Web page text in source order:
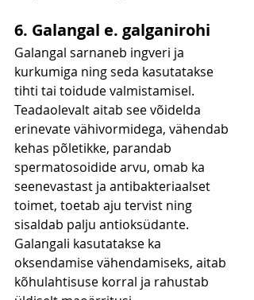
6. Galangal e. galganirohi
Galangal sarnaneb ingveri ja
kurkumiga ning seda kasutatakse
tihti tai toidude valmistamisel.
Teadaolevalt aitab see võidelda
erinevate vähivormidega, vähendab
kehas põletikke, parandab
spermatosoidide arvu, omab ka
seenevastast ja antibakteriaalset
toimet, toetab aju tervist ning
sisaldab palju antioksüdante.
Galangali kasutatakse ka
oksendamise vähendamiseks, aitab
kõhulahtisuse korral ja rahustab